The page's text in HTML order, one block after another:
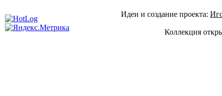
Идеи и создание проекта:
Коллекция